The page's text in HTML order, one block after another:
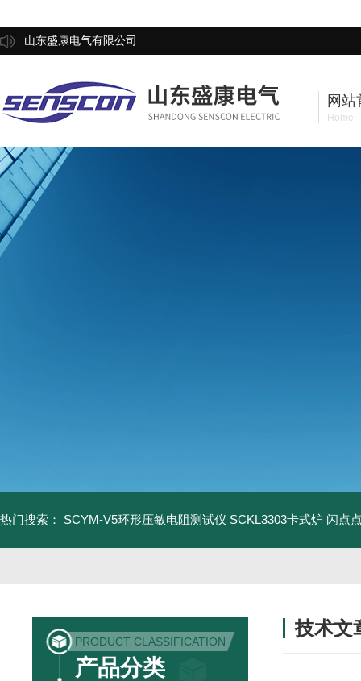
山东盛康电气有限公司
网站
Home
热门搜索： SCYM-V5环形压敏电阻测试仪 SCKL3303卡式炉 闪点
PRODUCT CLASSIFICATION
产品分类
技术文